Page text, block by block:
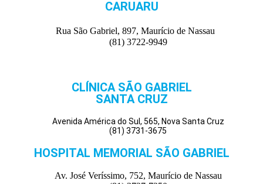
CARUARU
Rua São Gabriel, 897, Maurício de Nassau
(81) 3722-9949
CLÍNICA SÃO GABRIEL
SANTA CRUZ
Avenida América do Sul, 565, Nova Santa Cruz
(81) 3731-3675
HOSPITAL MEMORIAL SÃO GABRIEL
Av. José Veríssimo, 752, Maurício de Nassau